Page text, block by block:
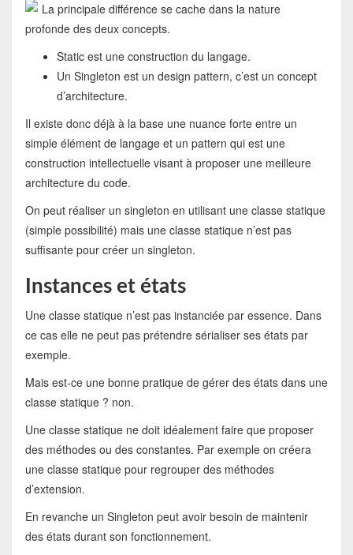
La principale différence se cache dans la nature
profonde des deux concepts.
Static est une construction du langage.
Un Singleton est un design pattern, c’est un concept
d’architecture.
Il existe donc déjà à la base une nuance forte entre un
simple élément de langage et un pattern qui est une
construction intellectuelle visant à proposer une meilleure
architecture du code.
On peut réaliser un singleton en utilisant une classe statique
(simple possibilité) mais une classe statique n’est pas
suffisante pour créer un singleton.
Instances et états
Une classe statique n’est pas instanciée par essence. Dans
ce cas elle ne peut pas prétendre sérialiser ses états par
exemple.
Mais est-ce une bonne pratique de gérer des états dans une
classe statique ? non.
Une classe statique ne doit idéalement faire que proposer
des méthodes ou des constantes. Par exemple on créera
une classe statique pour regrouper des méthodes
d’extension.
En revanche un Singleton peut avoir besoin de maintenir
des états durant son fonctionnement.